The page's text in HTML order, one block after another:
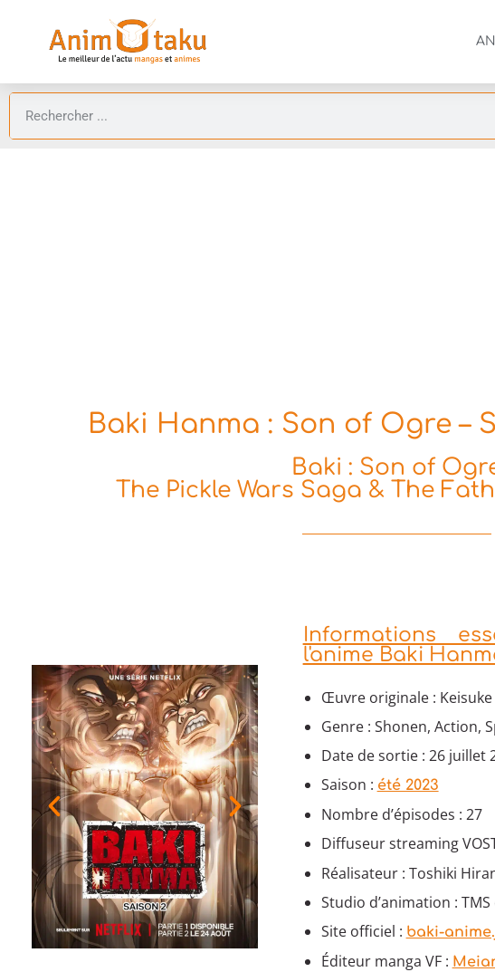
Baki Hanma : Son of Ogre –
Baki : Son of
The Pickle Wars Saga & The
Informations
l'anime Baki
Œuvre originale : Keisuke
Genre : Shonen, Action,
Date de sortie : 26 juillet
Saison : été 2023
Nombre d’épisodes : 27
Diffuseur streaming
Réalisateur : Toshiki
Studio d’animation :
Site officiel : baki-
Éditeur manga VF :